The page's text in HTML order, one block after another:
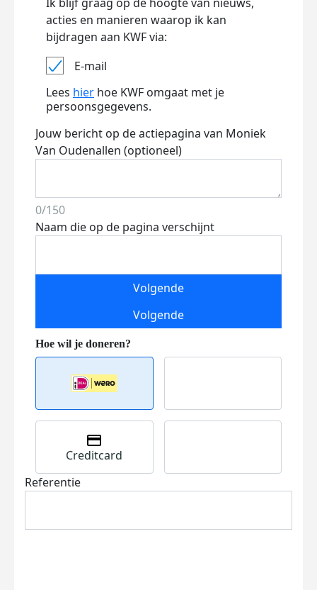
acties en manieren waarop ik kan
bijdragen aan KWF via:
E-mail
Lees hier hoe KWF omgaat met je
persoonsgegevens.
Jouw bericht op de actiepagina van Moniek
Van Oudenallen (optioneel)
0/150
Naam die op de pagina verschijnt
Volgende
Volgende
Creditcard
Referentie